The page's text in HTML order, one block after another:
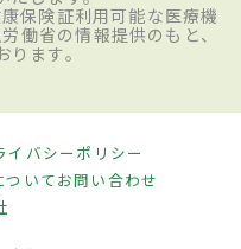
保険証利用可能な医療機
働省の情報提供のもと、
ます。
イバシーポリシー
いてお問い合わせ